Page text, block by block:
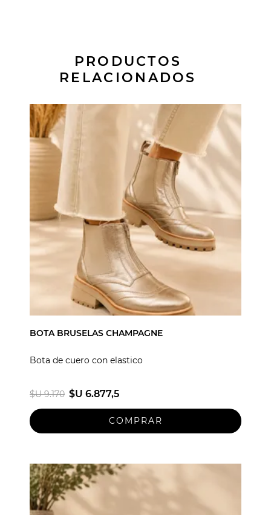
PRODUCTOS
RELACIONADOS
BOTA BRUSELAS CHAMPAGNE
Bota de cuero con elastico
$U 9.170 $U 6.877,5